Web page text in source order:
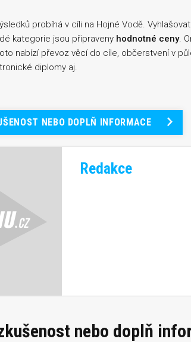
probíhá v cíli na Hojné Vodě.
kategorie jsou připraveny hodnotné ceny.
nabízí převoz věcí do cíle, občerstvení v
diplomy aj.
NEBO DOPLŇ INFORMACE
Redakce
nebo doplň